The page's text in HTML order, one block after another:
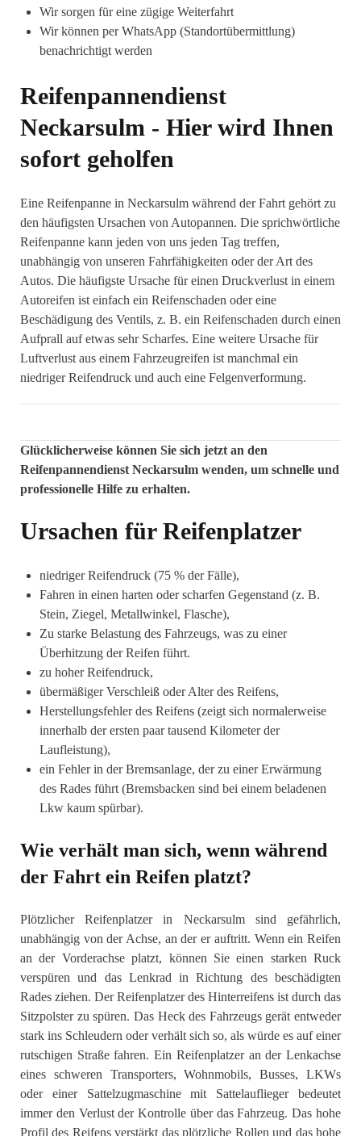
Wir sorgen für eine zügige Weiterfahrt
Wir können per WhatsApp (Standortübermittlung)
benachrichtigt werden
Reifenpannendienst
Neckarsulm - Hier wird Ihnen
sofort geholfen
Eine Reifenpanne in Neckarsulm während der Fahrt gehört zu
den häufigsten Ursachen von Autopannen. Die sprichwörtliche
Reifenpanne kann jeden von uns jeden Tag treffen,
unabhängig von unseren Fahrfähigkeiten oder der Art des
Autos. Die häufigste Ursache für einen Druckverlust in einem
Autoreifen ist einfach ein Reifenschaden oder eine
Beschädigung des Ventils, z. B. ein Reifenschaden durch einen
Aufprall auf etwas sehr Scharfes. Eine weitere Ursache für
Luftverlust aus einem Fahrzeugreifen ist manchmal ein
niedriger Reifendruck und auch eine Felgenverformung.
Glücklicherweise können Sie sich jetzt an den
Reifenpannendienst Neckarsulm wenden, um schnelle und
professionelle Hilfe zu erhalten.
Ursachen für Reifenplatzer
niedriger Reifendruck (75 % der Fälle), ⁣
Fahren in einen harten oder scharfen Gegenstand (z. B.
Stein, Ziegel, Metallwinkel, Flasche),
Zu starke Belastung des Fahrzeugs, was zu einer
Überhitzung der Reifen führt.
zu hoher Reifendruck, ⁣
übermäßiger Verschleiß oder Alter des Reifens,
Herstellungsfehler des Reifens (zeigt sich normalerweise
innerhalb der ersten paar tausend Kilometer der
Laufleistung),
ein Fehler in der Bremsanlage, der zu einer Erwärmung
des Rades führt (Bremsbacken sind bei einem beladenen
Lkw kaum spürbar).
Wie verhält man sich, wenn während
der Fahrt ein Reifen platzt?
Plötzlicher Reifenplatzer in Neckarsulm sind gefährlich,
unabhängig von der Achse, an der er auftritt. Wenn ein Reifen
an der Vorderachse platzt, können Sie einen starken Ruck
verspüren und das Lenkrad in Richtung des beschädigten
Rades ziehen. Der Reifenplatzer des Hinterreifens ist durch das
Sitzpolster zu spüren. Das Heck des Fahrzeugs gerät entweder
stark ins Schleudern oder verhält sich so, als würde es auf einer
rutschigen Straße fahren. Ein Reifenplatzer an der Lenkachse
eines schweren Transporters, Wohnmobils, Busses, LKWs
oder einer Sattelzugmaschine mit Sattelauflieger bedeutet
immer den Verlust der Kontrolle über das Fahrzeug. Das hohe
Profil des Reifens verstärkt das plötzliche Rollen und das hohe